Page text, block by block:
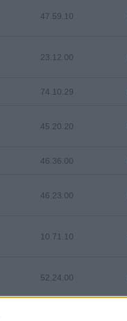
47.59.10
23.12.00
74.10.29
45.20.20
46.36.00
46.23.00
10.71.10
52.24.00